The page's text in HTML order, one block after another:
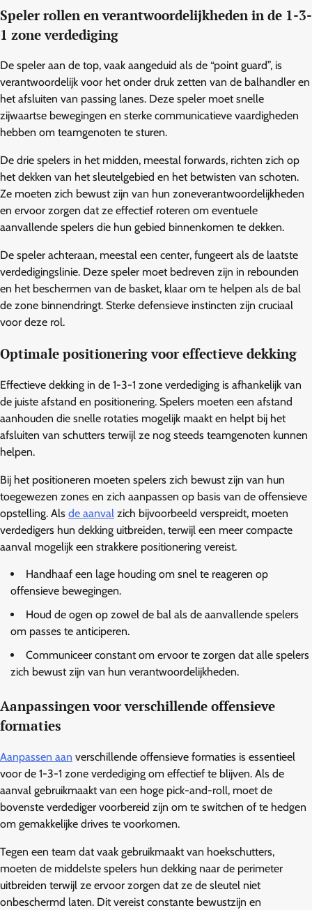
Speler rollen en verantwoordelijkheden in de 1-3-
1 zone verdediging
De speler aan de top, vaak aangeduid als de “point guard”, is
verantwoordelijk voor het onder druk zetten van de balhandler en
het afsluiten van passing lanes. Deze speler moet snelle
zijwaartse bewegingen en sterke communicatieve vaardigheden
hebben om teamgenoten te sturen.
De drie spelers in het midden, meestal forwards, richten zich op
het dekken van het sleutelgebied en het betwisten van schoten.
Ze moeten zich bewust zijn van hun zoneverantwoordelijkheden
en ervoor zorgen dat ze effectief roteren om eventuele
aanvallende spelers die hun gebied binnenkomen te dekken.
De speler achteraan, meestal een center, fungeert als de laatste
verdedigingslinie. Deze speler moet bedreven zijn in rebounden
en het beschermen van de basket, klaar om te helpen als de bal
de zone binnendringt. Sterke defensieve instincten zijn cruciaal
voor deze rol.
Optimale positionering voor effectieve dekking
Effectieve dekking in de 1-3-1 zone verdediging is afhankelijk van
de juiste afstand en positionering. Spelers moeten een afstand
aanhouden die snelle rotaties mogelijk maakt en helpt bij het
afsluiten van schutters terwijl ze nog steeds teamgenoten kunnen
helpen.
Bij het positioneren moeten spelers zich bewust zijn van hun
toegewezen zones en zich aanpassen op basis van de offensieve
opstelling. Als de aanval zich bijvoorbeeld verspreidt, moeten
verdedigers hun dekking uitbreiden, terwijl een meer compacte
aanval mogelijk een strakkere positionering vereist.
Handhaaf een lage houding om snel te reageren op
offensieve bewegingen.
Houd de ogen op zowel de bal als de aanvallende spelers
om passes te anticiperen.
Communiceer constant om ervoor te zorgen dat alle spelers
zich bewust zijn van hun verantwoordelijkheden.
Aanpassingen voor verschillende offensieve
formaties
Aanpassen aan verschillende offensieve formaties is essentieel
voor de 1-3-1 zone verdediging om effectief te blijven. Als de
aanval gebruikmaakt van een hoge pick-and-roll, moet de
bovenste verdediger voorbereid zijn om te switchen of te hedgen
om gemakkelijke drives te voorkomen.
Tegen een team dat vaak gebruikmaakt van hoekschutters,
moeten de middelste spelers hun dekking naar de perimeter
uitbreiden terwijl ze ervoor zorgen dat ze de sleutel niet
onbeschermd laten. Dit vereist constante bewustzijn en